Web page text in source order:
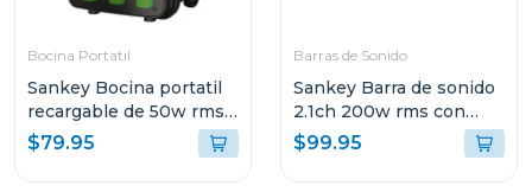
Bocina Portatil
Sankey Bocina portatil
recargable de 50w rms
bluetooth pa12dcm
$79.95
Barras de Sonido
Sankey Barra de sonido
2.1ch 200w rms con
sonido envolvente 3d
hmt200
$99.95